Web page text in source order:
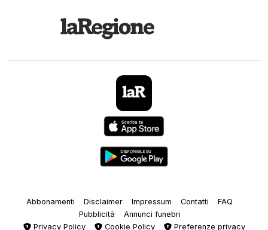
Abbonamenti Disclaimer Impressum Contatti
FAQ
Pubblicità
Annunci funebri
Privacy Policy
Cookie Policy Preferenze privacy